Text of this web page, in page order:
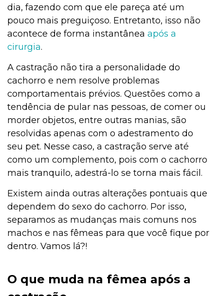
dia, fazendo com que ele pareça até um
pouco mais preguiçoso. Entretanto, isso não
acontece de forma instantânea após a
cirurgia.
A castração não tira a personalidade do
cachorro e nem resolve problemas
comportamentais prévios. Questões como a
tendência de pular nas pessoas, de comer ou
morder objetos, entre outras manias, são
resolvidas apenas com o adestramento do
seu pet. Nesse caso, a castração serve até
como um complemento, pois com o cachorro
mais tranquilo, adestrá-lo se torna mais fácil.
Existem ainda outras alterações pontuais que
dependem do sexo do cachorro. Por isso,
separamos as mudanças mais comuns nos
machos e nas fêmeas para que você fique por
dentro. Vamos lá?!
O que muda na fêmea após a